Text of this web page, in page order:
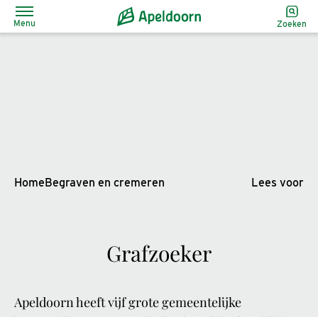
Menu Zoeken
HomeBegraven en cremeren Lees voor
Grafzoeker
Apeldoorn heeft vijf grote gemeentelijke